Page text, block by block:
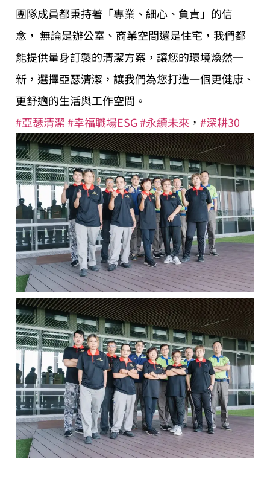
團隊成員都秉持著「專業、細心、負責」的信
念， 無論是辦公室、商業空間還是住宅，我們都
能提供量身訂製的清潔方案，讓您的環境煥然一
新，選擇亞瑟清潔，讓我們為您打造一個更健康、
更舒適的生活與工作空間。
#亞瑟清潔#幸福職場ESG#永續未來 ， #深耕30